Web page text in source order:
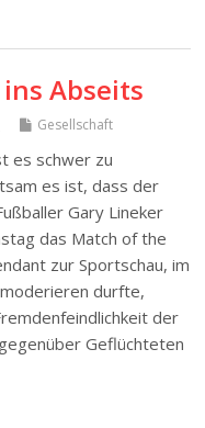
Abseits
Gesellschaft
es schwer zu
es ist, dass der
Gary Lineker
das Match of the
zur Sportschau, im
durfte,
der
Geflüchteten